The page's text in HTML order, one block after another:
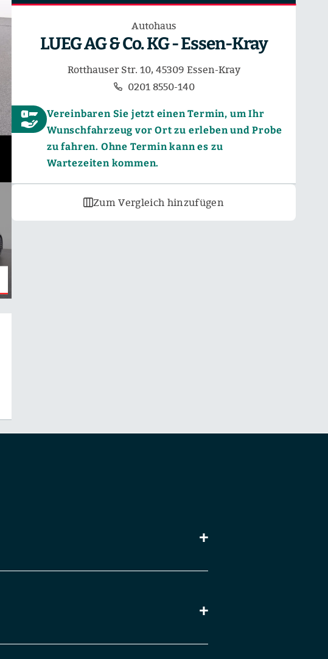
Autohaus
LUEG AG & Co. KG - Essen-Kray
Rotthauser Str. 10, 45309 Essen-Kray
0201 8550-140
Vereinbaren Sie jetzt einen Termin, um Ihr
Wunschfahrzeug vor Ort zu erleben und Probe
zu fahren. Ohne Termin kann es zu
Wartezeiten kommen.
Zum Vergleich hinzufügen